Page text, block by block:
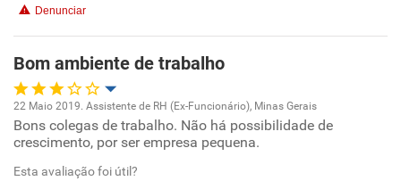
Benefícios
Recomenda esta empresa
Recomenda a diretoria
Denunciar
Bom ambiente de trabalho
Oportunidade de promoção
Ambiente de trabalho
22 Maio 2019. Assistente de RH (Ex-Funcionário), Minas Gerais
Bons colegas de trabalho. Não há possibilidade de
crescimento, por ser empresa pequena.
Esta avaliação foi útil?